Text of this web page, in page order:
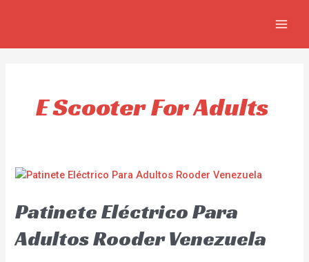
E Scooter For Adults
Patinete Eléctrico Para
Adultos Rooder Venezuela